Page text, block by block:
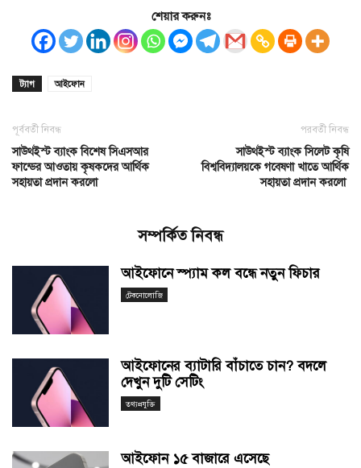
শেয়ার করুনঃ
ট্যাগ আইফোন
পূর্ববর্তী নিবন্ধ
সাউথইস্ট ব্যাংক বিশেষ সিএসআর
ফান্ডের আওতায় কৃষকদের আর্থিক
সহায়তা প্রদান করলো
পরবর্তী নিবন্ধ
সাউথইস্ট ব্যাংক সিলেট কৃষি
বিশ্ববিদ্যালয়কে গবেষণা খাতে আর্থিক
সহায়তা প্রদান করলো
সম্পর্কিত নিবন্ধ
আইফোনে স্প্যাম কল বন্ধে নতুন ফিচার
টেকনোলোজি
আইফোনের ব্যাটারি বাঁচাতে চান? বদলে
দেখুন দুটি সেটিং
তথ্যপ্রযুক্তি
আইফোন ১৫ বাজারে এসেছে